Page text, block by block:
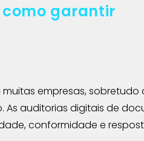
garantir
empresas, sobretudo
auditorias digitais de
conformidade e